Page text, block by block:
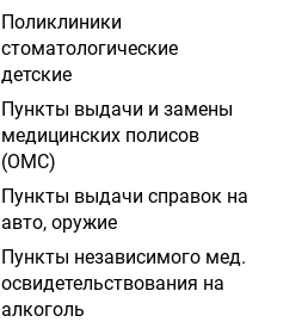
Поликлиники
стоматологические
детские
Пункты выдачи и замены
медицинских полисов
(ОМС)
Пункты выдачи справок на
авто, оружие
Пункты независимого мед.
освидетельствования на
алкоголь